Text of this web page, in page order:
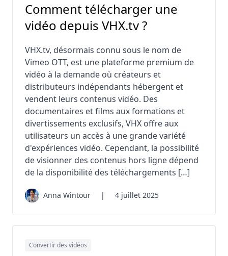
Comment télécharger une
vidéo depuis VHX.tv ?
VHX.tv, désormais connu sous le nom de
Vimeo OTT, est une plateforme premium de
vidéo à la demande où créateurs et
distributeurs indépendants hébergent et
vendent leurs contenus vidéo. Des
documentaires et films aux formations et
divertissements exclusifs, VHX offre aux
utilisateurs un accès à une grande variété
d'expériences vidéo. Cependant, la possibilité
de visionner des contenus hors ligne dépend
de la disponibilité des téléchargements […]
Anna Wintour | 4 juillet 2025
Convertir des vidéos